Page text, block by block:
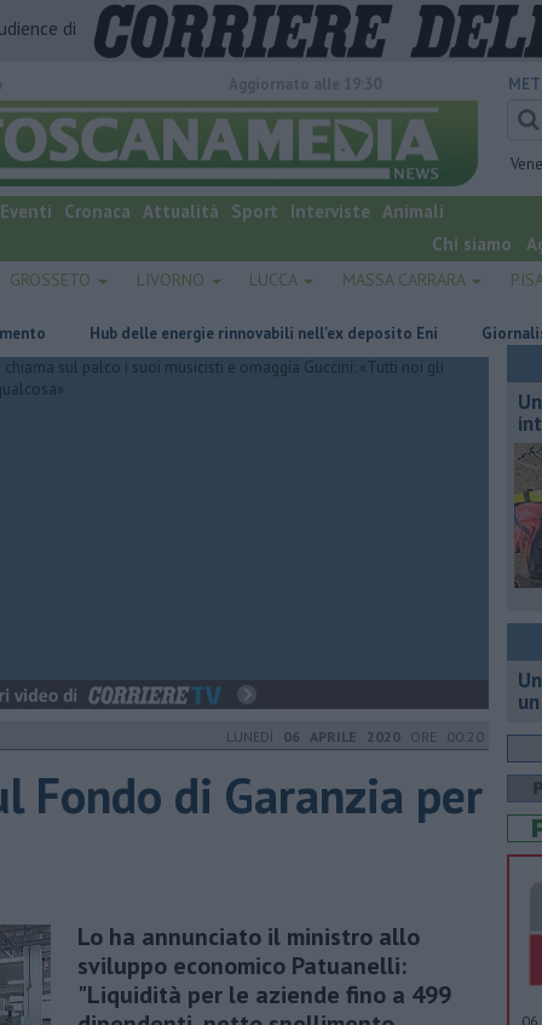
di
Eventi Cronaca Attualità Sport Interviste Animali
Chi siamo
GROSSETO LIVORNO LUCCA MASSA CARRARA
Hub delle energie rinnovabili nell'ex deposito Eni Giornalismo in
LUNEDÌ 06 APRILE 2020 ORE 00:20
Fondo di Garanzia per
Lo ha annunciato il ministro allo
sviluppo economico Patuanelli:
"Liquidità per le aziende fino a 499
06